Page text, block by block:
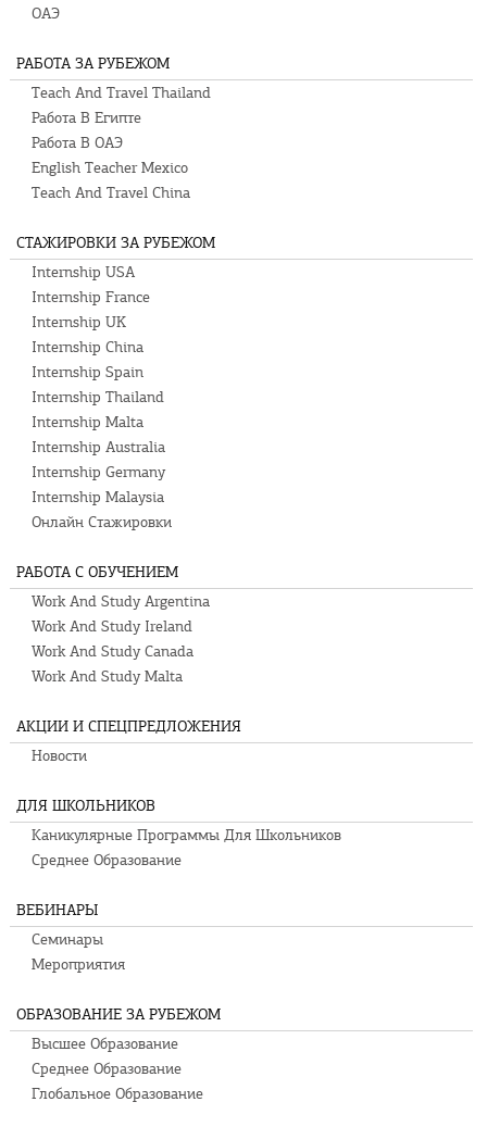
ОАЭ
РАБОТА ЗА РУБЕЖОМ
Teach And Travel Thailand
Работа В Египте
Работа В ОАЭ
English Teacher Mexico
Teach And Travel China
СТАЖИРОВКИ ЗА РУБЕЖОМ
Internship USA
Internship France
Internship UK
Internship China
Internship Spain
Internship Thailand
Internship Malta
Internship Australia
Internship Germany
Internship Malaysia
Онлайн Стажировки
РАБОТА С ОБУЧЕНИЕМ
Work And Study Argentina
Work And Study Ireland
Work And Study Canada
Work And Study Malta
АКЦИИ И СПЕЦПРЕДЛОЖЕНИЯ
Новости
ДЛЯ ШКОЛЬНИКОВ
Каникулярные Программы Для Школьников
Среднее Образование
ВЕБИНАРЫ
Семинары
Мероприятия
ОБРАЗОВАНИЕ ЗА РУБЕЖОМ
Высшее Образование
Среднее Образование
Глобальное Образование